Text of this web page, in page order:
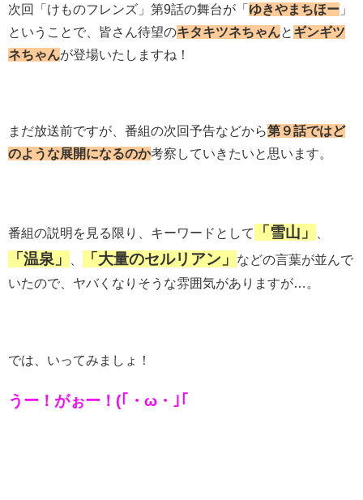
次回「けものフレンズ」第9話の舞台が「 ゆきやまちほー 」
ということで、皆さん待望のキタキツネちゃんと ギンギツ
ネちゃんが登場いたしますね！
まだ放送前ですが、番組の次回予告などから第９話ではど
のような展開になるのか考察していきたいと思います。
番組の説明を見る限り、キーワードとして 「雪山」 、
「温泉」 、 「大量のセルリアン」
などの言葉が並んで
いたので、ヤバくなりそうな雰囲気がありますが…。
では、いってみましょ！
うー！がぉー！(｢・ω・｣｢